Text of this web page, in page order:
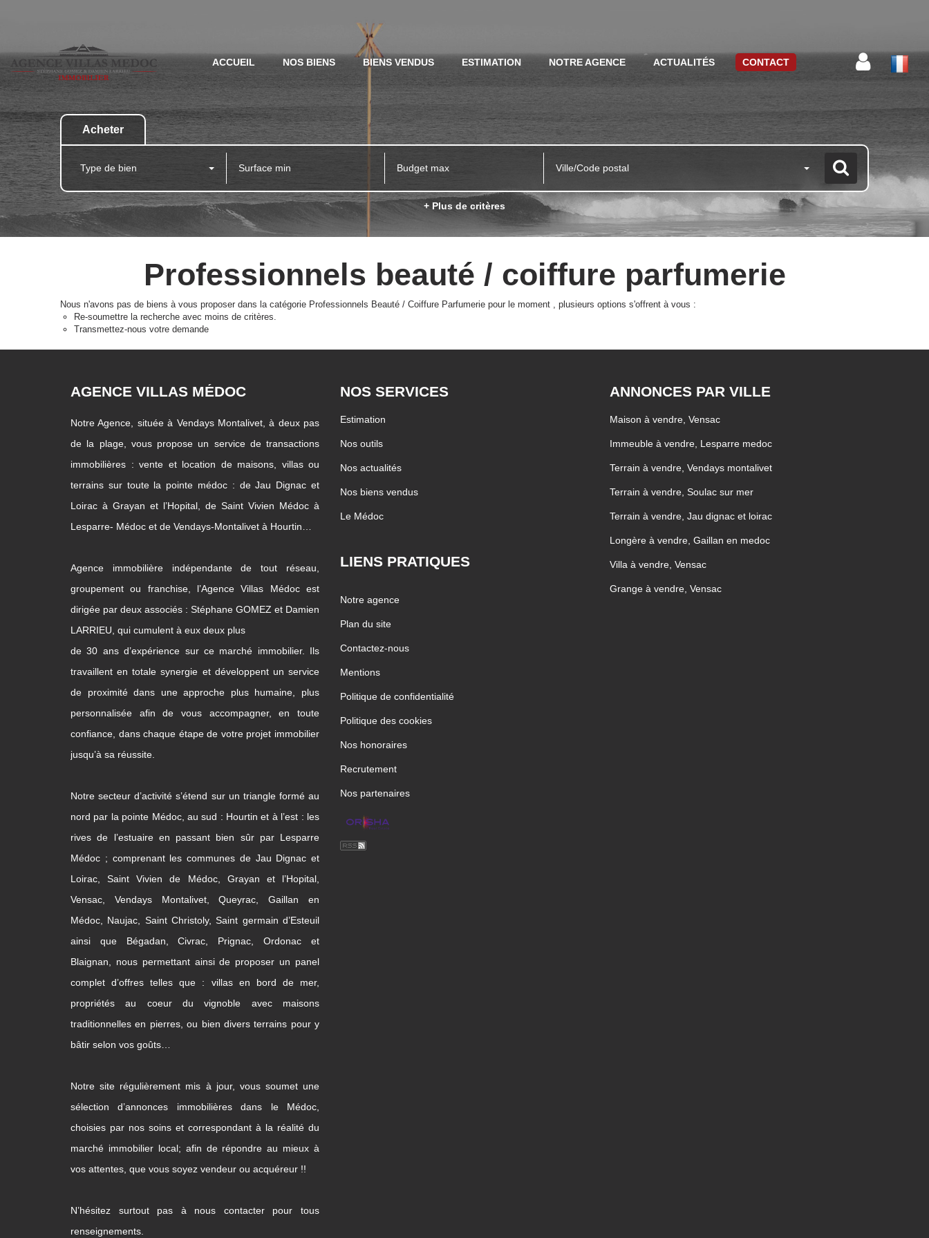
ACCUEIL NOS BIENS BIENS VENDUS ESTIMATION NOTRE AGENCE ACTUALITÉS CONTACT
Acheter
Type de bien Ville/Code postal
+ Plus de critères
Professionnels beauté / coiffure parfumerie
Nous n'avons pas de biens à vous proposer dans la catégorie Professionnels Beauté / Coiffure Parfumerie pour le moment , plusieurs options s'offrent à vous :
Re-soumettre la recherche avec moins de critères.
Transmettez-nous votre demande
AGENCE VILLAS MÉDOC
Notre Agence, située à Vendays Montalivet, à deux pas
de la plage, vous propose un service de transactions
immobilières : vente et location de maisons, villas ou
terrains sur toute la pointe médoc : de Jau Dignac et
Loirac à Grayan et l’Hopital, de Saint Vivien Médoc à
Lesparre- Médoc et de Vendays-Montalivet à Hourtin…
Agence immobilière indépendante de tout réseau,
groupement ou franchise, l’Agence Villas Médoc est
dirigée par deux associés : Stéphane GOMEZ et Damien
LARRIEU, qui cumulent à eux deux plus
de 30 ans d’expérience sur ce marché immobilier. Ils
travaillent en totale synergie et développent un service
de proximité dans une approche plus humaine, plus
personnalisée afin de vous accompagner, en toute
confiance, dans chaque étape de votre projet immobilier
jusqu’à sa réussite.
Notre secteur d’activité s’étend sur un triangle formé au
nord par la pointe Médoc, au sud : Hourtin et à l’est : les
rives de l’estuaire en passant bien sûr par Lesparre
Médoc ; comprenant les communes de Jau Dignac et
Loirac, Saint Vivien de Médoc, Grayan et l’Hopital,
Vensac, Vendays Montalivet, Queyrac, Gaillan en
Médoc, Naujac, Saint Christoly, Saint germain d’Esteuil
ainsi que Bégadan, Civrac, Prignac, Ordonac et
Blaignan, nous permettant ainsi de proposer un panel
complet d’offres telles que : villas en bord de mer,
propriétés au coeur du vignoble avec maisons
traditionnelles en pierres, ou bien divers terrains pour y
bâtir selon vos goûts…
Notre site régulièrement mis à jour, vous soumet une
sélection d’annonces immobilières dans le Médoc,
choisies par nos soins et correspondant à la réalité du
marché immobilier local; afin de répondre au mieux à
vos attentes, que vous soyez vendeur ou acquéreur !!
N’hésitez surtout pas à nous contacter pour tous
renseignements.
NOS SERVICES
Estimation
Nos outils
Nos actualités
Nos biens vendus
Le Médoc
LIENS PRATIQUES
Notre agence
Plan du site
Contactez-nous
Mentions
Politique de confidentialité
Politique des cookies
Nos honoraires
Recrutement
Nos partenaires
ANNONCES PAR VILLE
Maison à vendre, Vensac
Immeuble à vendre, Lesparre medoc
Terrain à vendre, Vendays montalivet
Terrain à vendre, Soulac sur mer
Terrain à vendre, Jau dignac et loirac
Longère à vendre, Gaillan en medoc
Villa à vendre, Vensac
Grange à vendre, Vensac